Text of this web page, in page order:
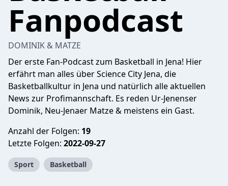
Fanpodcast
DOMINIK & MATZE
Der erste Fan-Podcast zum Basketball in Jena! Hier
erfährt man alles über Science City Jena, die
Basketballkultur in Jena und natürlich alle aktuellen
News zur Profimannschaft. Es reden Ur-Jenenser
Dominik, Neu-Jenaer Matze & meistens ein Gast.
Anzahl der Folgen: 19
Letzte Folgen: 2022-09-27
Sport Basketball